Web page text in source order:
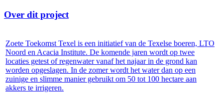
Over dit project
Zoete Toekomst Texel is een initiatief van de Texelse boeren, LTO
Noord en Acacia Institute. De komende jaren wordt op twee
locaties getest of regenwater vanaf het najaar in de grond kan
worden opgeslagen. In de zomer wordt het water dan op een
zuinige en slimme manier gebruikt om 50 tot 100 hectare aan
akkers te irrigeren.